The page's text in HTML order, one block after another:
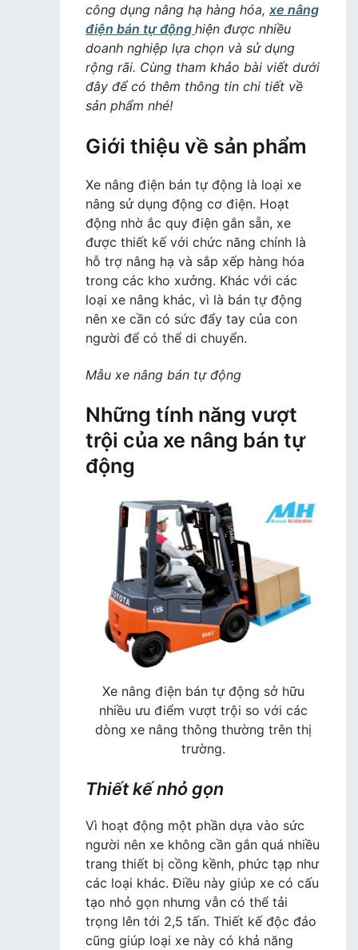
động
–
Sản
phẩm
xe
hàng
hiện
nay
công dụng nâng hạ hàng hóa, xe nâng
điện bán tự động hiện được nhiều
doanh nghiệp lựa chọn và sử dụng
rộng rãi. Cùng tham khảo bài viết dưới
đây để có thêm thông tin chi tiết về
sản phẩm nhé!
Giới thiệu về sản phẩm
Xe nâng điện bán tự động là loại xe
nâng sử dụng động cơ điện. Hoạt
động nhờ ắc quy điện gắn sẵn, xe
được thiết kế với chức năng chính là
hỗ trợ nâng hạ và sắp xếp hàng hóa
trong các kho xưởng. Khác với các
loại xe nâng khác, vì là bán tự động
nên xe cần có sức đẩy tay của con
người để có thể di chuyển.
Mẫu xe nâng bán tự động
Những tính năng vượt
trội của xe nâng bán tự
động
Xe nâng điện bán tự động sở hữu
nhiều ưu điểm vượt trội so với các
dòng xe nâng thông thường trên thị
trường.
Thiết kế nhỏ gọn
Vì hoạt động một phần dựa vào sức
người nên xe không cần gắn quá nhiều
trang thiết bị cồng kềnh, phức tạp như
các loại khác. Điều này giúp xe có cấu
tạo nhỏ gọn nhưng vẫn có thể tải
trọng lên tới 2,5 tấn. Thiết kế độc đáo
cũng giúp loại xe này có khả năng